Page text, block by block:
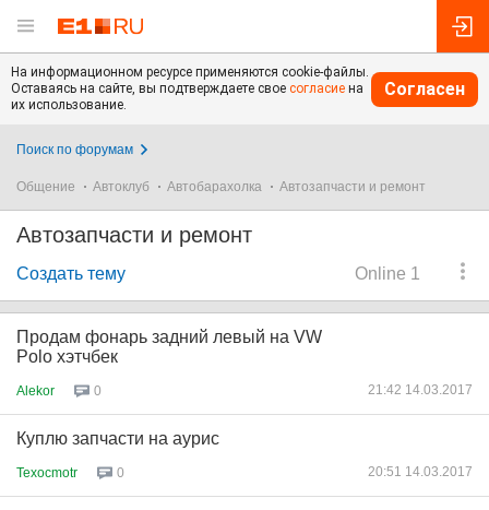
На информационном ресурсе применяются cookie-файлы.
Оставаясь на сайте, вы подтверждаете свое согласие на
их использование.
Согласен
Поиск по форумам
Общение Автоклуб Автобарахолка Автозапчасти и ремонт
Автозапчасти и ремонт
Online 1
Создать тему
Продам фонарь задний левый на VW
Polo хэтчбек
Alekor 0 21:42 14.03.2017
Куплю запчасти на аурис
Texocmotr 0 20:51 14.03.2017